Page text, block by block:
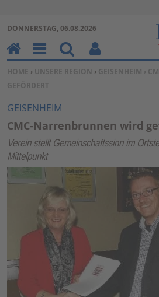
Zum Inhalt
DONNERSTAG, 06.08.2026
SIE BEFINDEN SICH HIER:
HOME › UNSERE REGION › GEISENHEIM ›
GEFÖRDERT
GEISENHEIM
CMC-Narrenbrunnen wird
Verein stellt Gemeinschaftssinn im
Mittelpunkt
H
o
m
e
M
en
u
Su
ch
Be
nu
un
kti
on
en